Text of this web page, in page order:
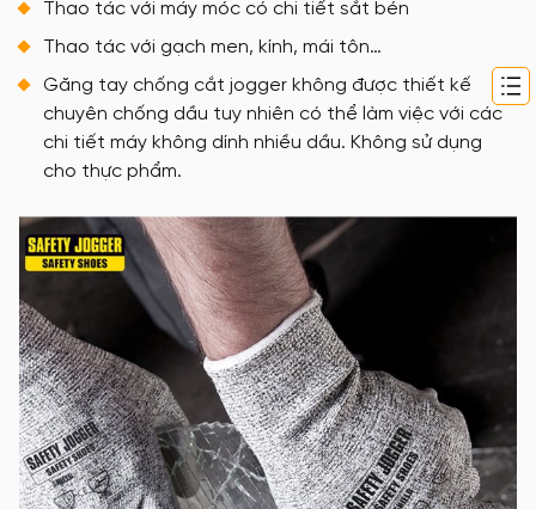
Thao tác với máy móc có chi tiết sắt bén
Thao tác với gạch men, kính, mái tôn…
Găng tay chống cắt jogger không được thiết kế
chuyên chống dầu tuy nhiên có thể làm việc với các
chi tiết máy không dính nhiều dầu. Không sử dụng
cho thực phẩm.